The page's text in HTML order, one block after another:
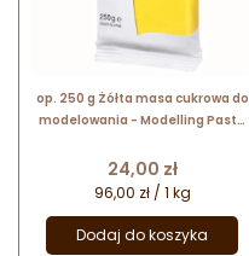
op. 250 g Żółta masa cukrowa do
modelowania - Modelling Paste
Cena
24,00 zł
96,00 zł / 1 kg
Dodaj do koszyka